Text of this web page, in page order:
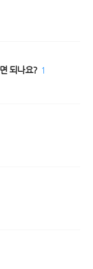
되나요? 1